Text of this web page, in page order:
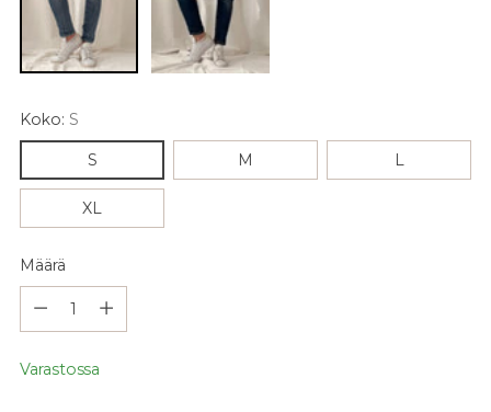
Koko: S
S M L
XL
Määrä
Varastossa